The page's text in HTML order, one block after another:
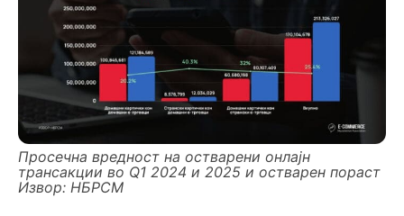
Просечна вредност на остварени онлајн
трансакции во Q1 2024 и 2025 и остварен пораст
Извор: НБРСМ